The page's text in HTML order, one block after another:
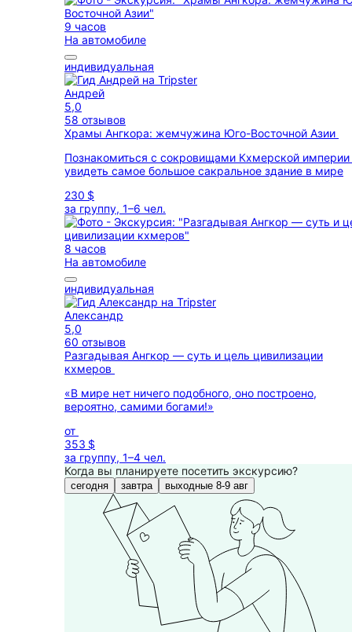
9 часов
На автомобиле
индивидуальная
Андрей
5,0
58 отзывов
Храмы Ангкора: жемчужина Юго-Восточной Азии
Познакомиться с сокровищами Кхмерской империи
увидеть самое большое сакральное здание в мире
230 $
за группу, 1–6 чел.
8 часов
На автомобиле
индивидуальная
Александр
5,0
60 отзывов
Разгадывая Ангкор — суть и цель цивилизации
кхмеров
«В мире нет ничего подобного, оно построено,
вероятно, самими богами!»
от
353 $
за группу, 1–4 чел.
Когда вы планируете посетить экскурсию?
сегодня завтра выходные 8-9 авг